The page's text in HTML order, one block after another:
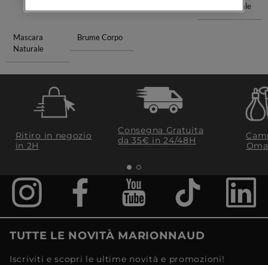
Professionale
Mascara
Naturale
Brume Corpo
Ritiro in negozio
in 2H
Consegna Gratuita
da 35€​ in 24/48H
TUTTE LE NOVITÀ MARIONNAUD
Iscriviti e scopri le ultime novità e promozioni!